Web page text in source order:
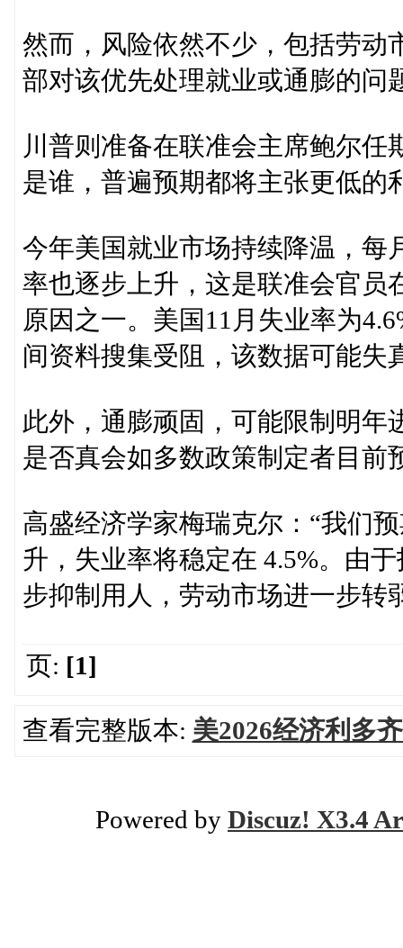
然而，风险依然不少，包括劳动
部对该优先处理就业或通膨的问
川普则准备在联准会主席鲍尔
是谁，普遍预期都将主张更低的
今年美国就业市场持续降温，每
率也逐步上升，这是联准会官员
原因之一。美国11月失业率为
间资料搜集受阻，该数据可能失
此外，通膨顽固，可能限制明年
是否真会如多数政策制定者目前
高盛经济学家梅瑞克尔：“我们
升，失业率将稳定在 4.5%。由
步抑制用人，劳动市场进一步转
页: [1]
查看完整版本: 美2026经济利多
Powered by Discuz! X3.4